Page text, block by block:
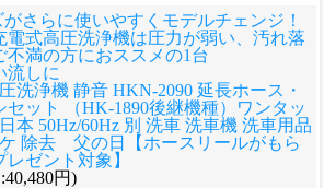
さらに使いやすくモデルチェンジ！
電式高圧洗浄機は圧力が弱い、汚れ落
満の方におススメの1台
流しに
洗浄機 静音 HKN-2090 延長ホース・
セット （HK-1890後継機種）ワンタッ
本 50Hz/60Hz 別 洗車 洗車機 洗車用品
除去 父の日【ホースリールがもら
ゼント対象】
円)